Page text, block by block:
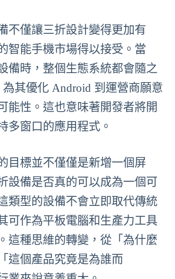
不僅讓三折設計變得更加有
智能手機市場得以接受。當
備時，整個生態系統都會隨之
為其優化 Android 到運營商願意
能性。這也意味著開發者將開
多窗口的應用程式。
目標並不僅僅是新增一個屏
設備是否真的可以成為一個可
類型的設備不會立即取代傳統
可作為平板電腦和生產力工具
這種思維的轉變，從「為什麼
這個產品究竟是為誰而